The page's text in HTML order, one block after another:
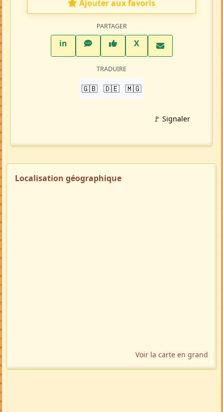
Ajouter aux favoris
PARTAGER
inLinkedInWhatsAppFacebook
XTwitter X
TRADUIRE
🇬🇧 🇩🇪 🇲🇬
🚩 Signaler
Localisation géographique
Voir la carte en grand